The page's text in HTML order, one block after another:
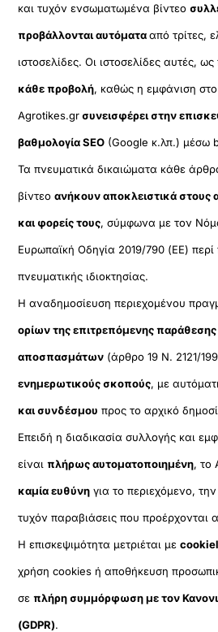
και τυχόν ενσωματωμένα βίντεο
προβάλλονται αυτόματααπό τρίτες,
ιστοσελίδες. Οι ιστοσελίδες αυτές, ως
κάθε προβολή, καθώς η εμφάνιση στο
Agrotikes.grσυνεισφέρει στην
βαθμολογία SEO (Google κ.λπ.) μέσω
Τα πνευματικά δικαιώματα κάθε
βίντεοανήκουν αποκλειστικά στους
και φορείς τους, σύμφωνα με τον
Ευρωπαϊκή Οδηγία 2019/790 (ΕΕ) περί
πνευματικής ιδιοκτησίας.
Η αναδημοσίευση περιεχομένου
ορίων της επιτρεπόμενης παράθεσης
αποσπασμάτων (άρθρο 19 Ν. 2121/
ενημερωτικούς σκοπούς, με
και συνδέσμου προς το αρχικό
Επειδή η διαδικασία συλλογής και
είναιπλήρως αυτοματοποιημένη, το
καμία ευθύνη για το περιεχόμενο,
τυχόν παραβιάσεις που προέρχονται
Η επισκεψιμότητα μετριέται με
χρήση cookies ή αποθήκευση
σεπλήρη συμμόρφωση με τον
(GDPR).